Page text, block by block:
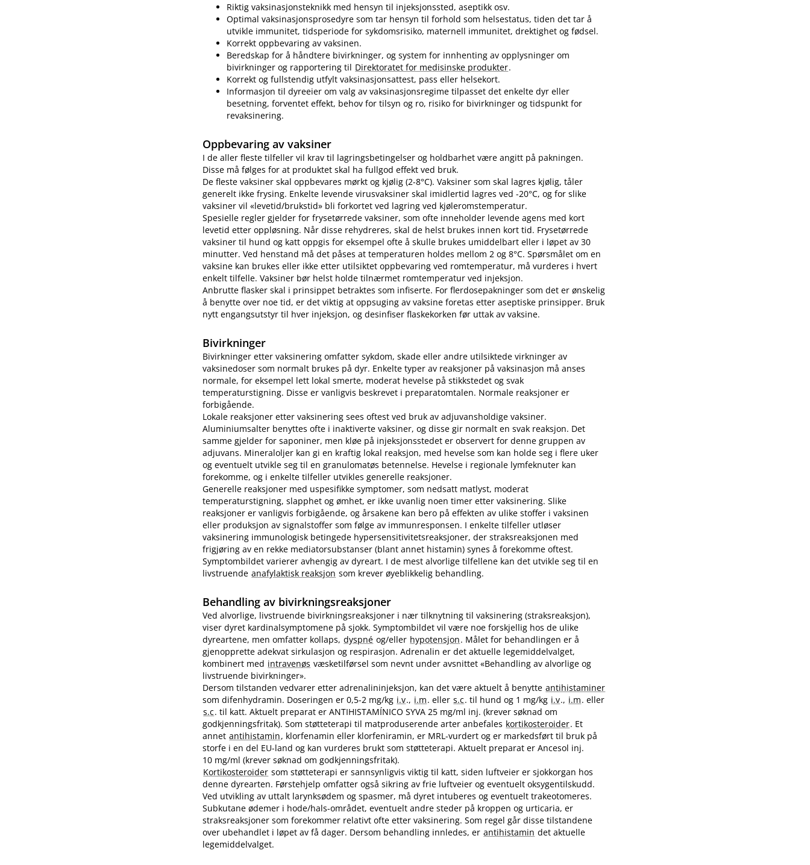
Riktig vaksinasjonsteknikk med hensyn til injeksjonssted, aseptikk osv.
Optimal vaksinasjonsprosedyre som tar hensyn til forhold som helsestatus, tiden det tar å
utvikle immunitet, tidsperiode for sykdomsrisiko, maternell immunitet, drektighet og fødsel.
Korrekt oppbevaring av vaksinen.
Beredskap for å håndtere bivirkninger, og system for innhenting av opplysninger om
bivirkninger og rapportering til Direktoratet for medisinske produkter.
Korrekt og fullstendig utfylt vaksinasjonsattest, pass eller helsekort.
Informasjon til dyreeier om valg av vaksinasjonsregime tilpasset det enkelte dyr eller
besetning, forventet effekt, behov for tilsyn og ro, risiko for bivirkninger og tidspunkt for
revaksinering.
Oppbevaring av vaksiner
I de aller fleste tilfeller vil krav til lagringsbetingelser og holdbarhet være angitt på pakningen.
Disse må følges for at produktet skal ha fullgod effekt ved bruk.
De fleste vaksiner skal oppbevares mørkt og kjølig (2-8°C). Vaksiner som skal lagres kjølig, tåler
generelt ikke frysing. Enkelte levende virusvaksiner skal imidlertid lagres ved -20°C, og for slike
vaksiner vil «levetid​/​brukstid» bli forkortet ved lagring ved kjøleromstemperatur.
Spesielle regler gjelder for frysetørrede vaksiner, som ofte inneholder levende agens med kort
levetid etter oppløsning. Når disse rehydreres, skal de helst brukes innen kort tid. Frysetørrede
vaksiner til hund og katt oppgis for eksempel ofte å skulle brukes umiddelbart eller i løpet av 30
minutter. Ved henstand må det påses at temperaturen holdes mellom 2 og 8°C. Spørsmålet om en
vaksine kan brukes eller ikke etter utilsiktet oppbevaring ved romtemperatur, må vurderes i hvert
enkelt tilfelle. Vaksiner bør helst holde tilnærmet romtemperatur ved injeksjon.
Anbrutte flasker skal i prinsippet betraktes som infiserte. For flerdosepakninger som det er ønskelig
å benytte over noe tid, er det viktig at oppsuging av vaksine foretas etter aseptiske prinsipper. Bruk
nytt engangsutstyr til hver injeksjon, og desinfiser flaskekorken før uttak av vaksine.
Bivirkninger
Bivirkninger etter vaksinering omfatter sykdom, skade eller andre utilsiktede virkninger av
vaksinedoser som normalt brukes på dyr. Enkelte typer av reaksjoner på vaksinasjon må anses
normale, for eksempel lett lokal smerte, moderat hevelse på stikkstedet og svak
temperaturstigning. Disse er vanligvis beskrevet i preparatomtalen. Normale reaksjoner er
forbigående.
Lokale reaksjoner etter vaksinering sees oftest ved bruk av adjuvansholdige vaksiner.
Aluminiumsalter benyttes ofte i inaktiverte vaksiner, og disse gir normalt en svak reaksjon. Det
samme gjelder for saponiner, men kløe på injeksjonsstedet er observert for denne gruppen av
adjuvans. Mineraloljer kan gi en kraftig lokal reaksjon, med hevelse som kan holde seg i flere uker
og eventuelt utvikle seg til en granulomatøs betennelse. Hevelse i regionale lymfeknuter kan
forekomme, og i enkelte tilfeller utvikles generelle reaksjoner.
Generelle reaksjoner med uspesifikke symptomer, som nedsatt matlyst, moderat
temperaturstigning, slapphet og ømhet, er ikke uvanlig noen timer etter vaksinering. Slike
reaksjoner er vanligvis forbigående, og årsakene kan bero på effekten av ulike stoffer i vaksinen
eller produksjon av signalstoffer som følge av immunresponsen. I enkelte tilfeller utløser
vaksinering immunologisk betingede hypersensitivitetsreaksjoner, der straksreaksjonen med
frigjøring av en rekke mediatorsubstanser (blant annet histamin) synes å forekomme oftest.
Symptombildet varierer avhengig av dyreart. I de mest alvorlige tilfellene kan det utvikle seg til en
livstruende anafylaktisk reaksjon som krever øyeblikkelig behandling.
Behandling av bivirkningsreaksjoner
Ved alvorlige, livstruende bivirkningsreaksjoner i nær tilknytning til vaksinering (straksreaksjon),
viser dyret kardinalsymptomene på sjokk. Symptombildet vil være noe forskjellig hos de ulike
dyreartene, men omfatter kollaps, dyspné og​/​eller hypotensjon. Målet for behandlingen er å
gjenopprette adekvat sirkulasjon og respirasjon. Adrenalin er det aktuelle legemiddelvalget,
kombinert med intravenøs væsketilførsel som nevnt under avsnittet «Behandling av alvorlige og
livstruende bivirkninger».
Dersom tilstanden vedvarer etter adrenalininjeksjon, kan det være aktuelt å benytte antihistaminer
som difenhydramin. Doseringen er 0,5-2 mg/kg i.v., i.m. eller s.c. til hund og 1 mg/kg i.v., i.m. eller
s.c. til katt. Aktuelt preparat er ANTIHISTAMÍNICO SYVA 25 mg/ml inj. (krever søknad om
godkjenningsfritak). Som støtteterapi til matproduserende arter anbefales kortikosteroider. Et
annet antihistamin, klorfenamin eller klorfeniramin, er MRL-vurdert og er markedsført til bruk på
storfe i en del EU-land og kan vurderes brukt som støtteterapi. Aktuelt preparat er Ancesol inj.
10 mg/ml (krever søknad om godkjenningsfritak).
Kortikosteroider som støtteterapi er sannsynligvis viktig til katt, siden luftveier er sjokkorgan hos
denne dyrearten. Førstehjelp omfatter også sikring av frie luftveier og eventuelt oksygentilskudd.
Ved utvikling av uttalt larynksødem og spasmer, må dyret intuberes og eventuelt trakeotomeres.
Subkutane ødemer i hode​/​hals-området, eventuelt andre steder på kroppen og urticaria, er
straksreaksjoner som forekommer relativt ofte etter vaksinering. Som regel går disse tilstandene
over ubehandlet i løpet av få dager. Dersom behandling innledes, er antihistamin det aktuelle
legemiddelvalget.